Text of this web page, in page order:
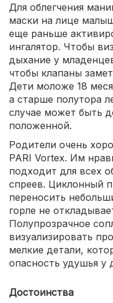
Для облегчения
маски на лице
еще раньше
ингалятор. Чтобы
дыхание у
чтобы клапаны
Дети моложе 18
а старше полутора
случае может быть
положенной.
Родители очень
PARI Vortex. Им
подходит для всех
спреев. Циклонный
переносить
горле не
Полупрозрачное
визуализировать
мелкие детали,
опасность удушья у
Достоинства